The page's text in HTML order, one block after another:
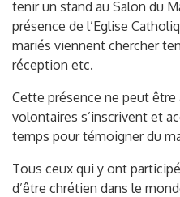
tenir un stand au Salon du
présence de l’Eglise
mariés viennent chercher
réception etc.
Cette présence ne peut être
volontaires s’inscrivent et
temps pour témoigner du
Tous ceux qui y ont
d’être chrétien dans le